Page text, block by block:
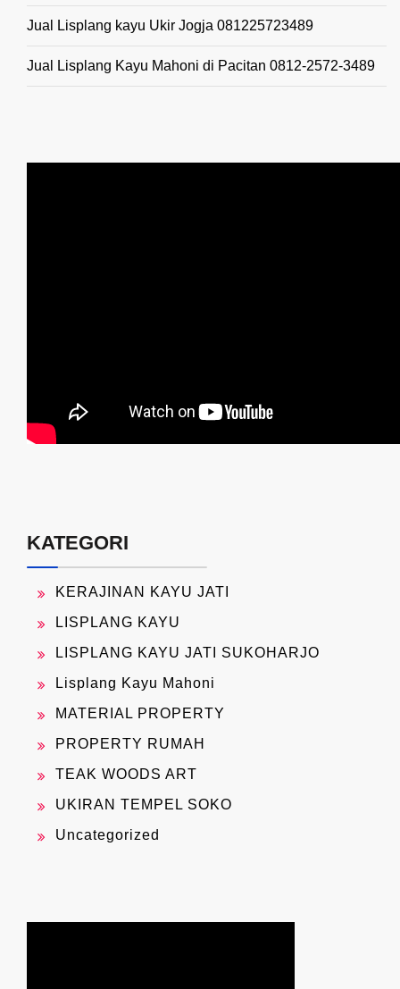
Jual Lisplang kayu Ukir Jogja 081225723489
Jual Lisplang Kayu Mahoni di Pacitan 0812-2572-3489
KATEGORI
KERAJINAN KAYU JATI
LISPLANG KAYU
LISPLANG KAYU JATI SUKOHARJO
Lisplang Kayu Mahoni
MATERIAL PROPERTY
PROPERTY RUMAH
TEAK WOODS ART
UKIRAN TEMPEL SOKO
Uncategorized